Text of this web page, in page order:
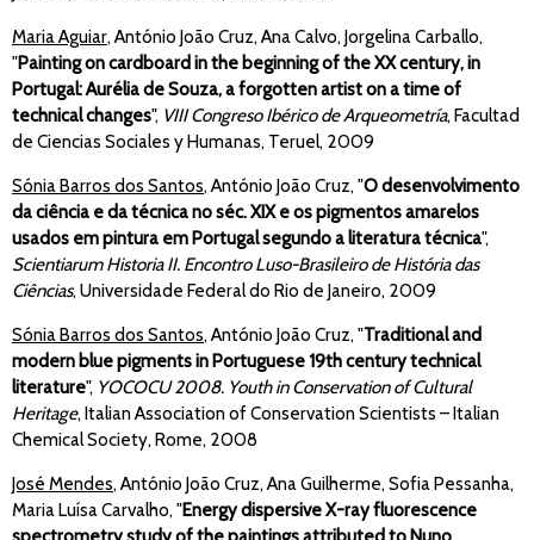
Maria Aguiar, António João Cruz, Ana Calvo, Jorgelina Carballo,
"Painting on cardboard in the beginning of the XX century, in
Portugal: Aurélia de Souza, a forgotten artist on a time of
technical changes", VIII Congreso Ibérico de Arqueometría, Facultad
de Ciencias Sociales y Humanas, Teruel, 2009
Sónia Barros dos Santos, António João Cruz, "O desenvolvimento
da ciência e da técnica no séc. XIX e os pigmentos amarelos
usados em pintura em Portugal segundo a literatura técnica",
Scientiarum Historia II. Encontro Luso-Brasileiro de História das
Ciências, Universidade Federal do Rio de Janeiro, 2009
Sónia Barros dos Santos, António João Cruz, "Traditional and
modern blue pigments in Portuguese 19th century technical
literature", YOCOCU 2008. Youth in Conservation of Cultural
Heritage, Italian Association of Conservation Scientists – Italian
Chemical Society, Rome, 2008
José Mendes, António João Cruz, Ana Guilherme, Sofia Pessanha,
Maria Luísa Carvalho, "Energy dispersive X-ray fluorescence